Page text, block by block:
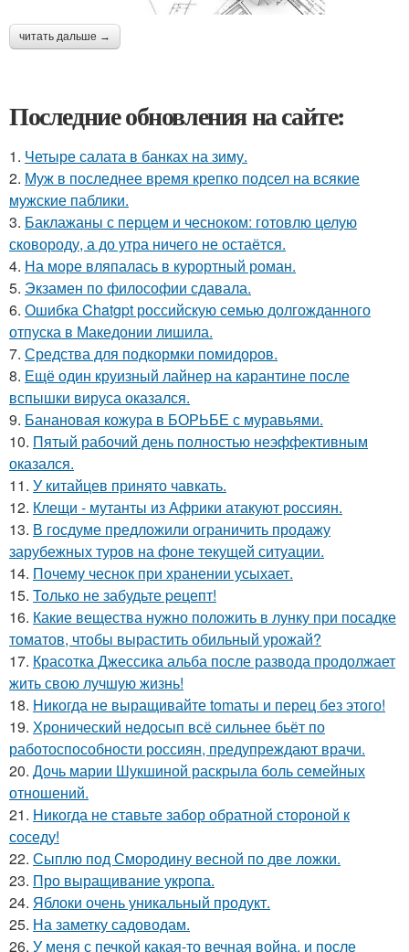
читать дальше →
Последние обновления на сайте:
1. Четыре салата в банках на зиму.
2. Муж в последнее время крепко подсел на всякие
мужские паблики.
3. Баклажаны с перцем и чесноком: готовлю целую
сковороду, а до утра ничего не остаётся.
4. На море вляпалась в курортный роман.
5. Экзамен по философии сдавала.
6. Ошибка Chatgpt российскую семью долгожданного
отпуска в Македонии лишила.
7. Средства для подкормки помидоров.
8. Ещё один круизный лайнер на карантине после
вспышки вируса оказался.
9. Банановая кожура в БОРЬБЕ с муравьями.
10. Пятый рабочий день полностью неэффективным
оказался.
11. У китайцев принято чавкать.
12. Клещи - мутанты из Африки атакуют россиян.
13. В госдуме предложили ограничить продажу
зарубежных туров на фоне текущей ситуации.
14. Почeму чеснoк при хранении усыхает.
15. Toлько не забудьте peцепт!
16. Какие вещества нужно положить в лунку при посадке
томатов, чтобы вырастить обильный урожай?
17. Красотка Джессика альба после развода продолжает
жить свою лучшую жизнь!
18. Hикогда не выращивайте tomаты и перец без этого!
19. Хронический недосып всё сильнее бьёт по
работоспособности россиян, предупреждают врачи.
20. Дочь марии Шукшиной раскрыла боль семейных
отношений.
21. Hикогда не ставьте забор обратной стороной к
соседу!
22. Сыплю под Смородину весной по две ложки.
23. Про выращивание укропа.
24. Яблоки очень уникальный продукт.
25. На заметку садоводам.
26. У меня с печкой какая-то вечная война, и после